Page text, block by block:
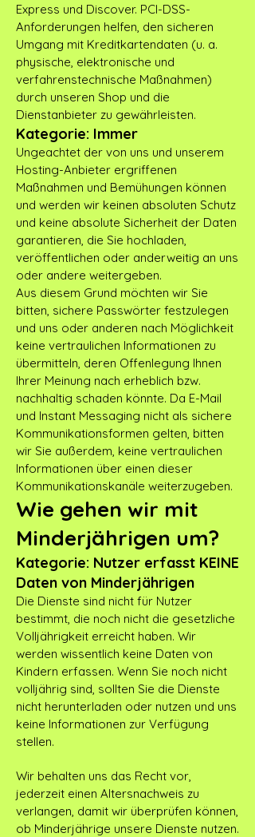
Express und Discover. PCI-DSS-
Anforderungen helfen, den sicheren
Umgang mit Kreditkartendaten (u. a.
physische, elektronische und
verfahrenstechnische Maßnahmen)
durch unseren Shop und die
Dienstanbieter zu gewährleisten.
Kategorie: Immer
Ungeachtet der von uns und unserem
Hosting-Anbieter ergriffenen
Maßnahmen und Bemühungen können
und werden wir keinen absoluten Schutz
und keine absolute Sicherheit der Daten
garantieren, die Sie hochladen,
veröffentlichen oder anderweitig an uns
oder andere weitergeben.
Aus diesem Grund möchten wir Sie
bitten, sichere Passwörter festzulegen
und uns oder anderen nach Möglichkeit
keine vertraulichen Informationen zu
übermitteln, deren Offenlegung Ihnen
Ihrer Meinung nach erheblich bzw.
nachhaltig schaden könnte. Da E-Mail
und Instant Messaging nicht als sichere
Kommunikationsformen gelten, bitten
wir Sie außerdem, keine vertraulichen
Informationen über einen dieser
Kommunikationskanäle weiterzugeben.
Wie gehen wir mit
Minderjährigen um?
Kategorie: Nutzer erfasst KEINE
Daten von Minderjährigen
Die Dienste sind nicht für Nutzer
bestimmt, die noch nicht die gesetzliche
Volljährigkeit erreicht haben. Wir
werden wissentlich keine Daten von
Kindern erfassen. Wenn Sie noch nicht
volljährig sind, sollten Sie die Dienste
nicht herunterladen oder nutzen und uns
keine Informationen zur Verfügung
stellen.
Wir behalten uns das Recht vor,
jederzeit einen Altersnachweis zu
verlangen, damit wir überprüfen können,
ob Minderjährige unsere Dienste nutzen.